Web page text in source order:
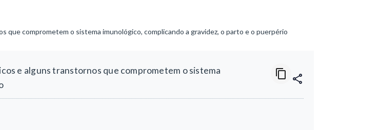
comprometem o sistema imunológico, complicando a gravidez, o parto e o puerpério
e alguns transtornos que comprometem o sistema